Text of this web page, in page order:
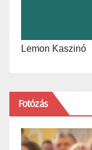
Lemon Kaszinó
Fotózás